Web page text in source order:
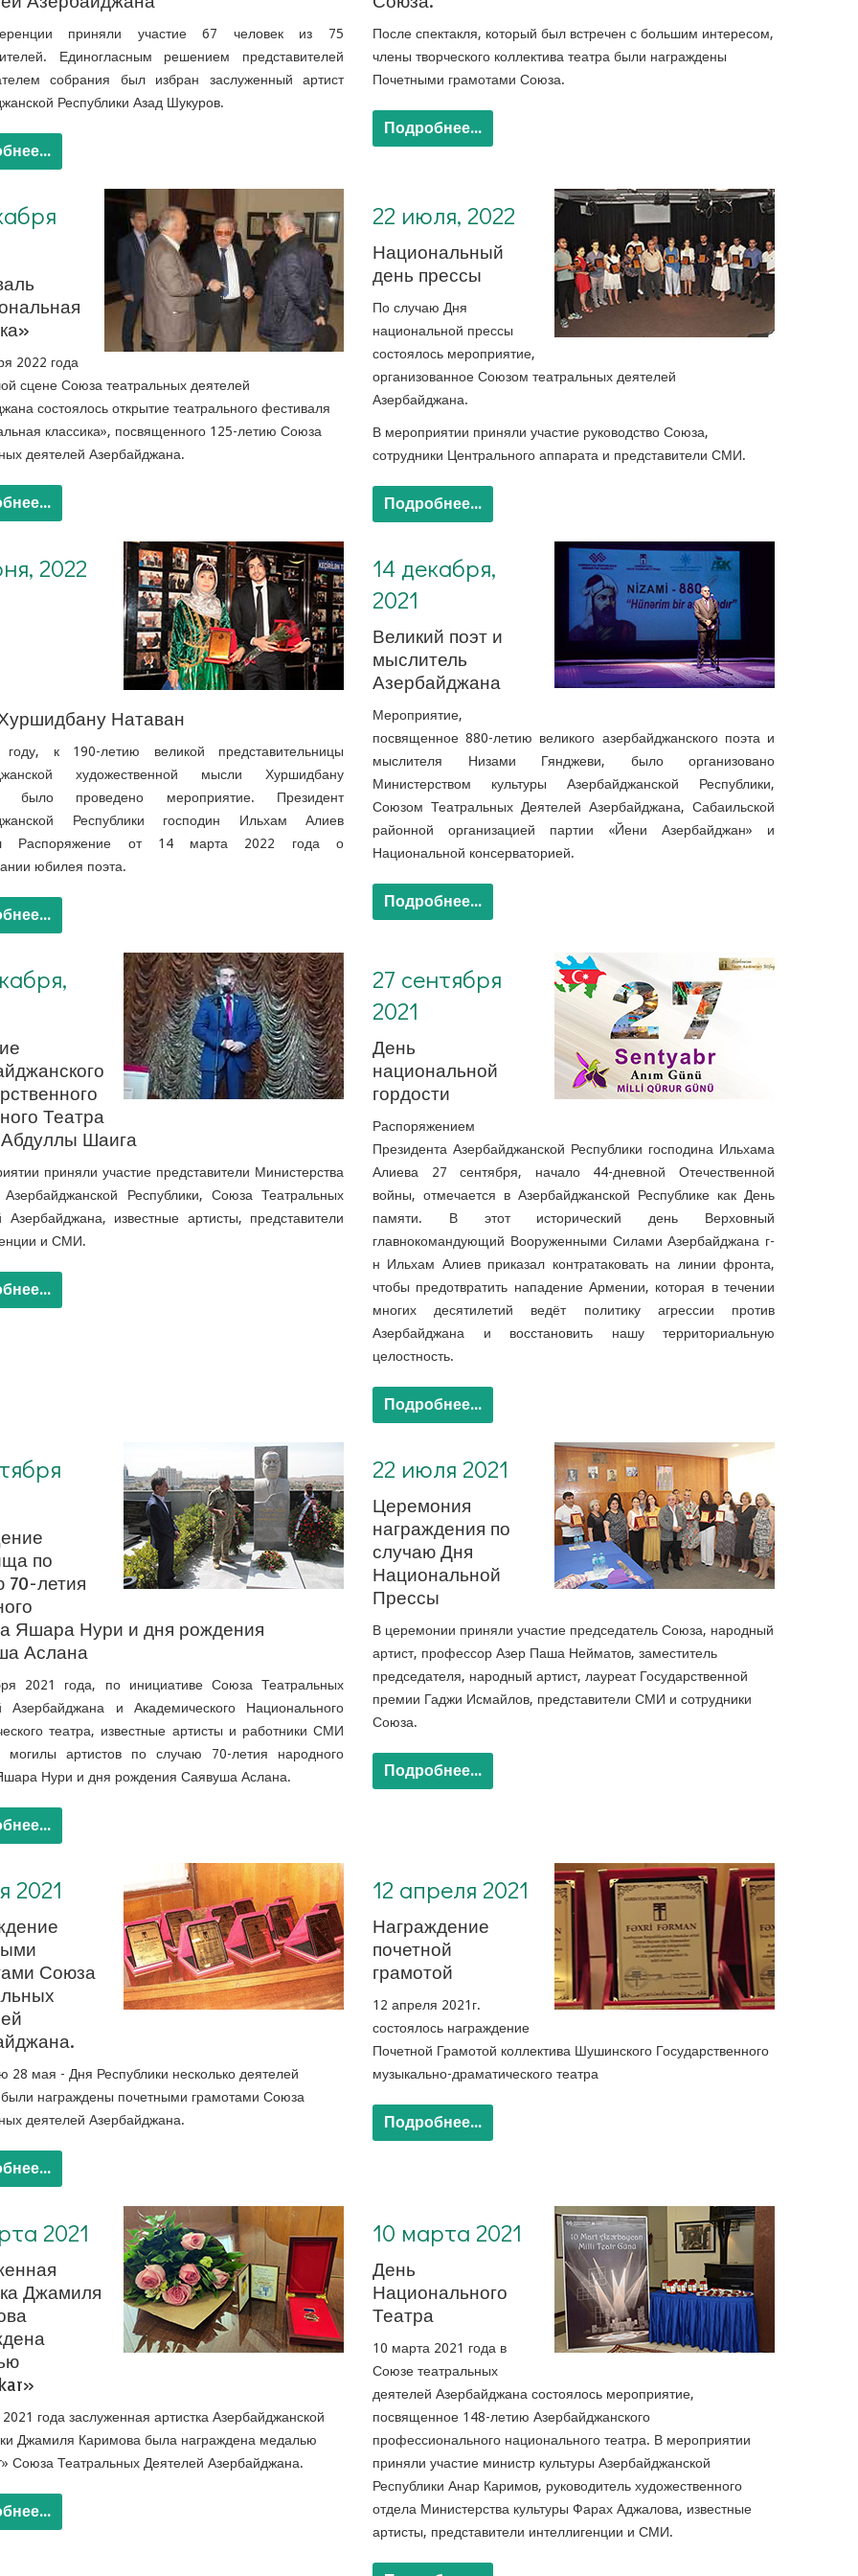
приняли участие 67 человек из 75
Единогласным решением представителей
собрания был избран заслуженный артист
Республики Азад Шукуров.
После спектакля, который был встречен с большим интересом,
члены творческого коллектива театра были награждены
Почетными грамотами Союза.
Подробнее...
2022 года
сцене Союза театральных деятелей
состоялось открытие театрального фестиваля
классика», посвященного 125-летию Союза
деятелей Азербайджана.
22 июля, 2022
Национальный
день прессы
По случаю Дня
национальной прессы
состоялось мероприятие,
организованное Союзом театральных деятелей
Азербайджана.
В мероприятии приняли участие руководство Союза,
сотрудники Центрального аппарата и представители СМИ.
Подробнее...
2022
Натаван
к 190-летию великой представительницы
художественной мысли Хуршидбану
было проведено мероприятие. Президент
Республики господин Ильхам Алиев
Распоряжение от 14 марта 2022 года о
юбилея поэта.
14 декабря,
2021
Великий поэт и
мыслитель
Азербайджана
Мероприятие,
посвященное 880-летию великого азербайджанского поэта и
мыслителя Низами Гянджеви, было организовано
Министерством культуры Азербайджанской Республики,
Союзом Театральных Деятелей Азербайджана, Сабаильской
районной организацией партии «Йени Азербайджан» и
Национальной консерваторией.
Подробнее...
Театра
Шаига
приняли участие представители Министерства
Азербайджанской Республики, Союза Театральных
Азербайджана, известные артисты, представители
и СМИ.
27 сентября
2021
День
национальной
гордости
Распоряжением
Президента Азербайджанской Республики господина Ильхама
Алиева 27 сентября, начало 44-дневной Отечественной
войны, отмечается в Азербайджанской Республике как День
памяти. В этот исторический день Верховный
главнокомандующий Вооруженными Силами Азербайджана г-
н Ильхам Алиев приказал контратаковать на линии фронта,
чтобы предотвратить нападение Армении, которая в течении
многих десятилетий ведёт политику агрессии против
Азербайджана и восстановить нашу территориальную
целостность.
Подробнее...
по
70-летия
Яшара Нури и дня рождения
Аслана
2021 года, по инициативе Союза Театральных
Азербайджана и Академического Национального
театра, известные артисты и работники СМИ
могилы артистов по случаю 70-летия народного
Нури и дня рождения Саявуша Аслана.
22 июля 2021
Церемония
награждения по
случаю Дня
Национальной
Прессы
В церемонии приняли участие председатель Союза, народный
артист, профессор Азер Паша Нейматов, заместитель
председателя, народный артист, лауреат Государственной
премии Гаджи Исмайлов, представители СМИ и сотрудники
Союза.
Подробнее...
2021
Союза
28 мая - Дня Республики несколько деятелей
были награждены почетными грамотами Союза
деятелей Азербайджана.
12 апреля 2021
Награждение
почетной
грамотой
12 апреля 2021г.
состоялось награждение
Почетной Грамотой коллектива Шушинского Государственного
музыкально-драматического театра
Подробнее...
2021
Джамиля
года заслуженная артистка Азербайджанской
Джамиля Каримова была награждена медалью
Союза Театральных Деятелей Азербайджана.
10 марта 2021
День
Национального
Театра
10 марта 2021 года в
Союзе театральных
деятелей Азербайджана состоялось мероприятие,
посвященное 148-летию Азербайджанского
профессионального национального театра. В мероприятии
приняли участие министр культуры Азербайджанской
Республики Анар Каримов, руководитель художественного
отдела Министерства культуры Фарах Аджалова, известные
артисты, представители интеллигенции и СМИ.